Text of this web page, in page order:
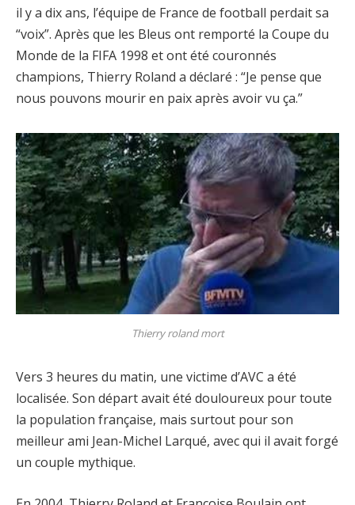
il y a dix ans, l’équipe de France de football perdait sa
“voix”. Après que les Bleus ont remporté la Coupe du
Monde de la FIFA 1998 et ont été couronnés
champions, Thierry Roland a déclaré : “Je pense que
nous pouvons mourir en paix après avoir vu ça.”
Thierry roland mort
Vers 3 heures du matin, une victime d’AVC a été
localisée. Son départ avait été douloureux pour toute
la population française, mais surtout pour son
meilleur ami Jean-Michel Larqué, avec qui il avait forgé
un couple mythique.